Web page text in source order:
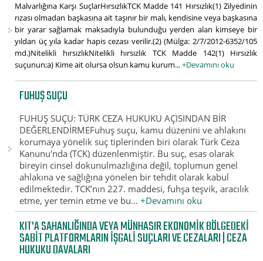
Malvarlığına Karşı SuçlarHırsızlıkTCK Madde 141 Hırsızlık(1) Zilyedinin
rızası olmadan başkasına ait taşınır bir malı, kendisine veya başkasına
bir yarar sağlamak maksadıyla bulunduğu yerden alan kimseye bir
yıldan üç yıla kadar hapis cezası verilir.(2) (Mülga: 2/7/2012-6352/105
md.)Nitelikli hırsızlıkNitelikli hırsızlık TCK Madde 142(1) Hırsızlık
suçunun;a) Kime ait olursa olsun kamu kurum...+Devamını oku
FUHUŞ SUÇU
FUHUŞ SUÇU: TÜRK CEZA HUKUKU AÇISINDAN BİR
DEĞERLENDİRMEFuhuş suçu, kamu düzenini ve ahlakını
korumaya yönelik suç tiplerinden biri olarak Türk Ceza
Kanunu'nda (TCK) düzenlenmiştir. Bu suç, esas olarak
bireyin cinsel dokunulmazlığına değil, toplumun genel
ahlakına ve sağlığına yönelen bir tehdit olarak kabul
edilmektedir. TCK’nın 227. maddesi, fuhşa teşvik, aracılık
etme, yer temin etme ve bu...+Devamını oku
KIT'A SAHANLIĞINDA VEYA MÜNHASIR EKONOMIK BÖLGEDEKI
SABIT PLATFORMLARIN IŞGALI SUÇLARI VE CEZALARI | CEZA
HUKUKU DAVALARI